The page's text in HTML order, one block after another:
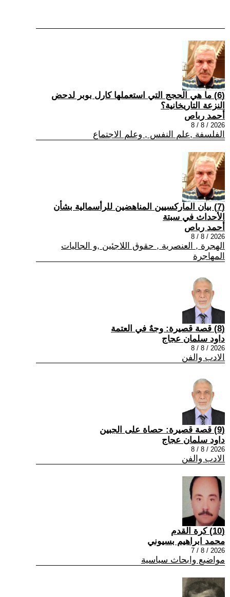
(6) ما هي الحجج التي استعملها كارل بوبر لدحض
النزعة التاريخانية؟
أحمد رباص
2026 / 8 / 8
الفلسفة ,علم النفس , وعلم الاجتماع
(7) بيان الماركسيين المناهضين للرأسمالية بشأن
الأحداث في سبتة
أحمد رباص
2026 / 8 / 8
الهجرة , العنصرية , حقوق اللاجئين ,و الجاليات
المهاجرة
(8) قصة قصيرة: وجهٌ في العتمة
داود سلمان عجاج
2026 / 8 / 8
الادب والفن
(9) قصة قصيرة: حصاة على الجبين
داود سلمان عجاج
2026 / 8 / 8
الادب والفن
(10) كرة القدم
محمد ابراهيم بسيوني
2026 / 8 / 7
مواضيع وابحاث سياسية